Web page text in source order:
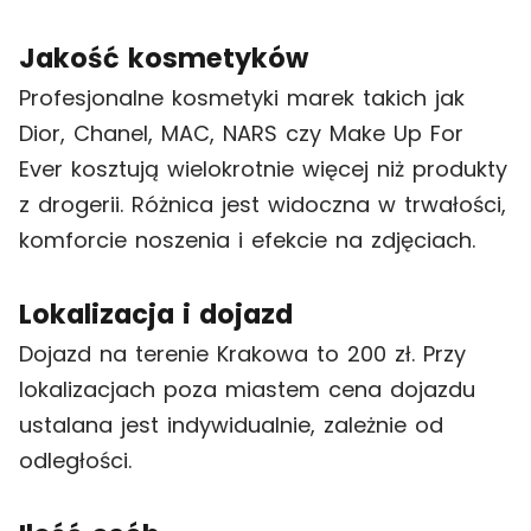
Jakość kosmetyków
Profesjonalne kosmetyki marek takich jak
Dior, Chanel, MAC, NARS czy Make Up For
Ever kosztują wielokrotnie więcej niż produkty
z drogerii. Różnica jest widoczna w trwałości,
komforcie noszenia i efekcie na zdjęciach.
Lokalizacja i dojazd
Dojazd na terenie Krakowa to 200 zł. Przy
lokalizacjach poza miastem cena dojazdu
ustalana jest indywidualnie, zależnie od
odległości.